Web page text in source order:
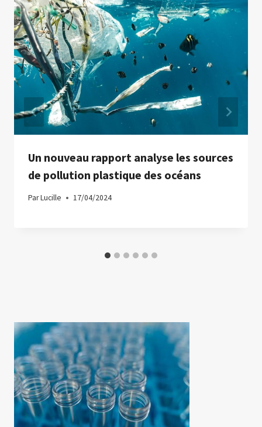
Un nouveau rapport analyse les sources
de pollution plastique des océans
ParLucille 17/04/2024